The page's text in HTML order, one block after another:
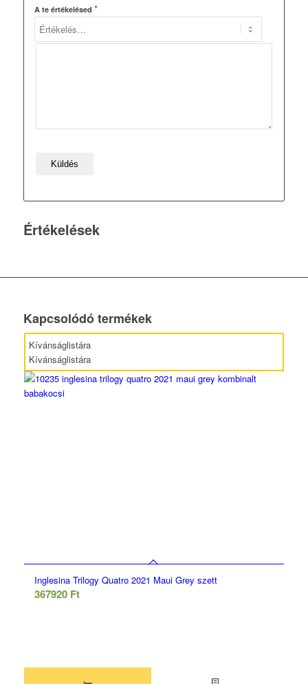
A te értékelésed *
Értékelések
Kapcsolódó termékek
Kívánságlistára
Kívánságlistára
Inglesina Trilogy Quatro 2021 Maui Grey szett
367920 Ft